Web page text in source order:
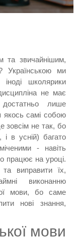
та звичайнішим,
Українською ми
школярики
не має
лише
якось самі собою
зовсім не так, бо
в усній) багато
- навіть
працює на уроці.
виправити їх,
виконанню
мови, бо саме
нові знання,
мови